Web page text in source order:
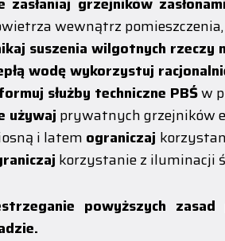
wewnątrz pomieszczenia,
suszenia wilgotnych rzeczy
wodę wykorzystuj
służby techniczne PBŚw
używaj prywatnych grzejników
i latem ograniczaj
korzystanie z iluminacji
powyższych